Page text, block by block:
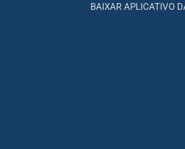
BAIXAR APLICATIVO